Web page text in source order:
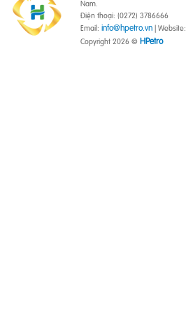
Nam.
Điện thoại: (0272) 3786666
Email: info@hpetro.vn | Website:
Copyright 2026 © HPetro